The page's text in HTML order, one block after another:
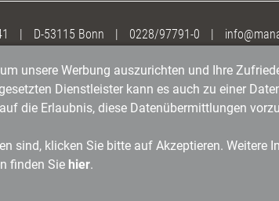
| D-53115 Bonn | 0228/97791-0 |
unsere Werbung auszurichten und Ihre
Dienstleister kann es auch zu einer
die Erlaubnis, diese Datenübermittlungen
sind, klicken Sie bitte auf Akzeptieren. Weitere
finden Sie hier.